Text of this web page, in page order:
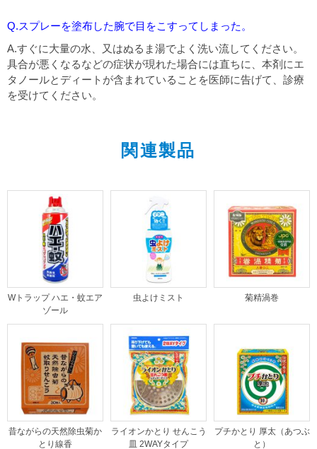
Q.スプレーを塗布した腕で目をこすってしまった。
A.すぐに大量の水、又はぬるま湯でよく洗い流してください。
具合が悪くなるなどの症状が現れた場合には直ちに、本剤にエ
タノールとディートが含まれていることを医師に告げて、診療
を受けてください。
関連製品
Wトラップ ハエ・蚊エア
ゾール
虫よけミスト 菊精渦巻
昔ながらの天然除虫菊か
とり線香
ライオンかとり せんこう
皿 2WAYタイプ
プチかとり 厚太（あつぶ
と）